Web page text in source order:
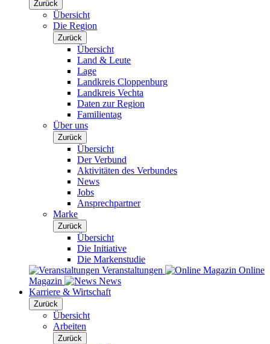
Zurück
Übersicht
Die Region
Zurück
Übersicht
Land & Leute
Lage
Landkreis Cloppenburg
Landkreis Vechta
Daten zur Region
Familientag
Über uns
Zurück
Übersicht
Der Verbund
Aktivitäten des Verbundes
News
Jobs
Ansprechpartner
Marke
Zurück
Übersicht
Die Initiative
Die Markenstudie
Veranstaltungen
Online
Magazin
News
Karriere & Wirtschaft
Zurück
Übersicht
Arbeiten
Zurück